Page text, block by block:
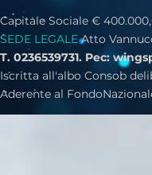
Capitale Sociale €
SEDE LEGALEAtto
T. 0236539731. Pec:
Iscritta all'albo Consob
Aderente al